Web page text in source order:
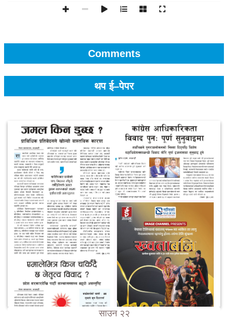
Comments
थप ई–पेपर
साउन २२